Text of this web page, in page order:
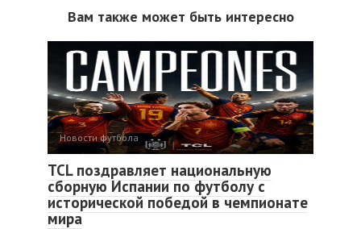
Вам также может быть интересно
Новости футбола
TCL поздравляет национальную
сборную Испании по футболу с
исторической победой в чемпионате
мира